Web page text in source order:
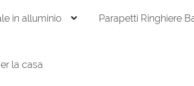
in alluminio Parapetti Ringhiere
la casa